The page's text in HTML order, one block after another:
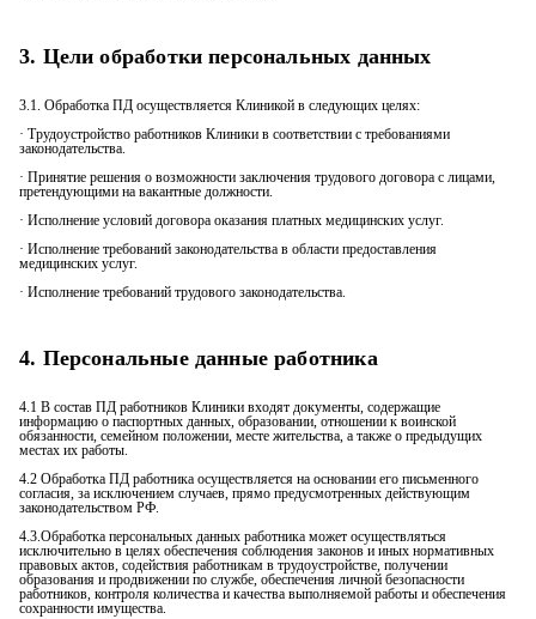
3. Цели обработки персональных данных
3.1. Обработка ПД осуществляется Клиникой в следующих целях:
· Трудоустройство работников Клиники в соответствии с требованиями
законодательства.
· Принятие решения о возможности заключения трудового договора с лицами,
претендующими на вакантные должности.
· Исполнение условий договора оказания платных медицинских услуг.
· Исполнение требований законодательства в области предоставления
медицинских услуг.
· Исполнение требований трудового законодательства.
4. Персональные данные работника
4.1 В состав ПД работников Клиники входят документы, содержащие
информацию о паспортных данных, образовании, отношении к воинской
обязанности, семейном положении, месте жительства, а также о предыдущих
местах их работы.
4.2 Обработка ПД работника осуществляется на основании его письменного
согласия, за исключением случаев, прямо предусмотренных действующим
законодательством РФ.
4.3.Обработка персональных данных работника может осуществляться
исключительно в целях обеспечения соблюдения законов и иных нормативных
правовых актов, содействия работникам в трудоустройстве, получении
образования и продвижении по службе, обеспечения личной безопасности
работников, контроля количества и качества выполняемой работы и обеспечения
сохранности имущества.